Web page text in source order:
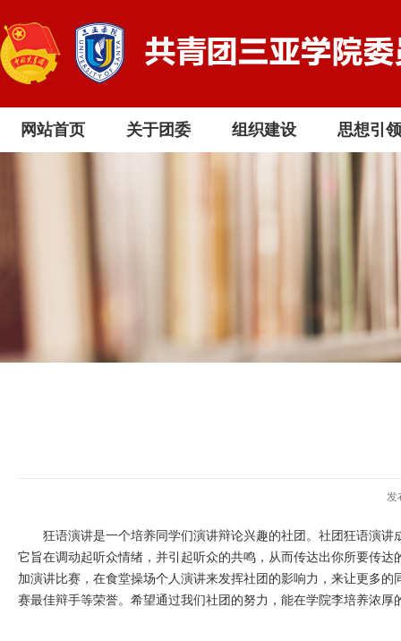
网站首页 关于团委 组织建设 思想引领
发
狂语演讲是一个培养同学们演讲辩论兴趣的社团。社团狂语演
它旨在调动起听众情绪，并引起听众的共鸣，从而传达出你所要传
加演讲比赛，在食堂操场个人演讲来发挥社团的影响力，来让更多
赛最佳辩手等荣誉。希望通过我们社团的努力，能在学院李培养浓厚